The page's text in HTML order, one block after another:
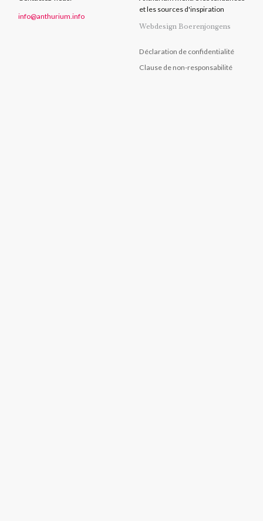
info@anthurium.info
et les sources d'inspiration
Webdesign Boerenjongens
Déclaration de confidentialité
Clause de non-responsabilité